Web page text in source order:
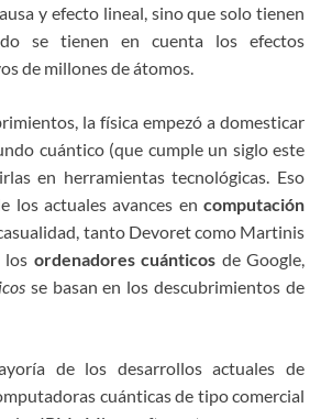
y efecto lineal, sino que solo tienen
se tienen en cuenta los efectos
de millones de átomos.
la física empezó a domesticar
cuántico (que cumple un siglo este
en herramientas tecnológicas. Eso
los actuales avances en computación
casualidad, tanto Devoret como Martinis
los ordenadores cuánticos de Google,
se basan en los descubrimientos de
de los desarrollos actuales de
cuánticas de tipo comercial